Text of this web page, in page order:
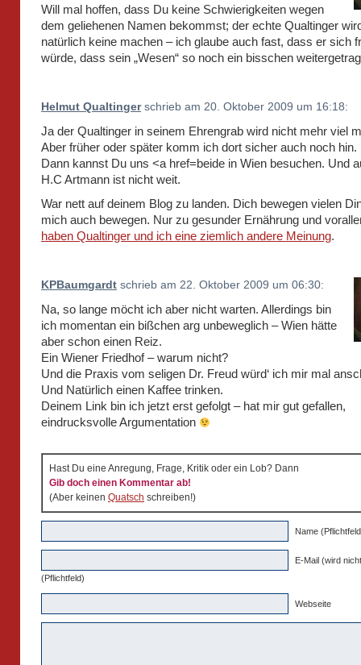
Will mal hoffen, dass Du keine Schwierigkeiten wegen
dem geliehenen Namen bekommst; der echte Qualtinger
natürlich keine machen – ich glaube auch fast, dass er sich
würde, dass sein „Wesen“ so noch ein bisschen
Helmut Qualtingerschrieb am 20. Oktober 2009 um 16:18:
Ja der Qualtinger in seinem Ehrengrab wird nicht mehr viel
Aber früher oder später komm ich dort sicher auch noch hin.
Dann kannst Du uns <a href=beide in Wien besuchen. Und
H.C Artmann ist nicht weit.
War nett auf deinem Blog zu landen. Dich bewegen vielen
mich auch bewegen. Nur zu gesunder Ernährung und
haben Qualtinger und ich eine ziemlich andere Meinung.
KPBaumgardt schrieb am 22. Oktober 2009 um 06:30:
Na, so lange möcht ich aber nicht warten. Allerdings bin
ich momentan ein bißchen arg unbeweglich – Wien hätte
aber schon einen Reiz.
Ein Wiener Friedhof – warum nicht?
Und die Praxis vom seligen Dr. Freud würd‘ ich mir mal
Und Natürlich einen Kaffee trinken.
Deinem Link bin ich jetzt erst gefolgt – hat mir gut gefallen,
eindrucksvolle Argumentation
Hast Du eine Anregung, Frage, Kritik oder ein Lob? Dann
Gib doch einen Kommentar ab!
(Aber keinen Quatsch schreiben!)
Name
E-Mail (wird
(Pflichtfeld)
Webseite